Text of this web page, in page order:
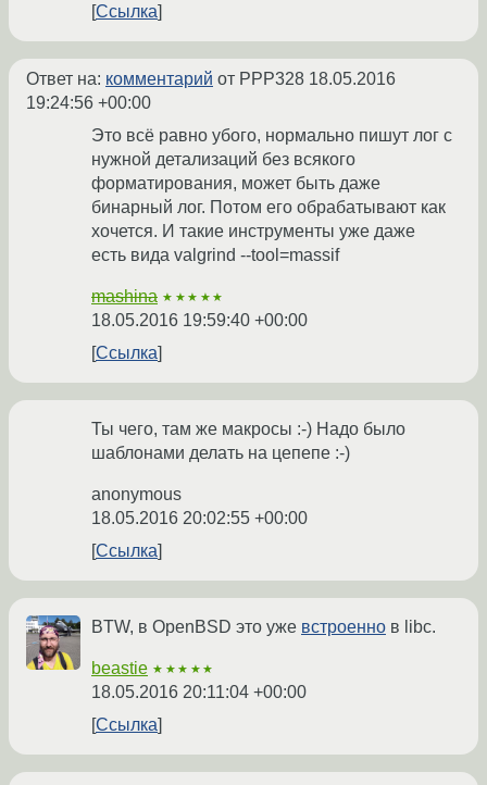
Ссылка
Ответ на: комментарий от PPP328 18.05.2016
19:24:56 +00:00
Это всё равно убого, нормально пишут лог с
нужной детализаций без всякого
форматирования, может быть даже
бинарный лог. Потом его обрабатывают как
хочется. И такие инструменты уже даже
есть вида valgrind --tool=massif
mashina ★★★★★
18.05.2016 19:59:40 +00:00
Ссылка
Ты чего, там же макросы :-) Надо было
шаблонами делать на цепепе :-)
anonymous
18.05.2016 20:02:55 +00:00
Ссылка
BTW, в OpenBSD это уже встроенно в libc.
beastie ★★★★★
18.05.2016 20:11:04 +00:00
Ссылка